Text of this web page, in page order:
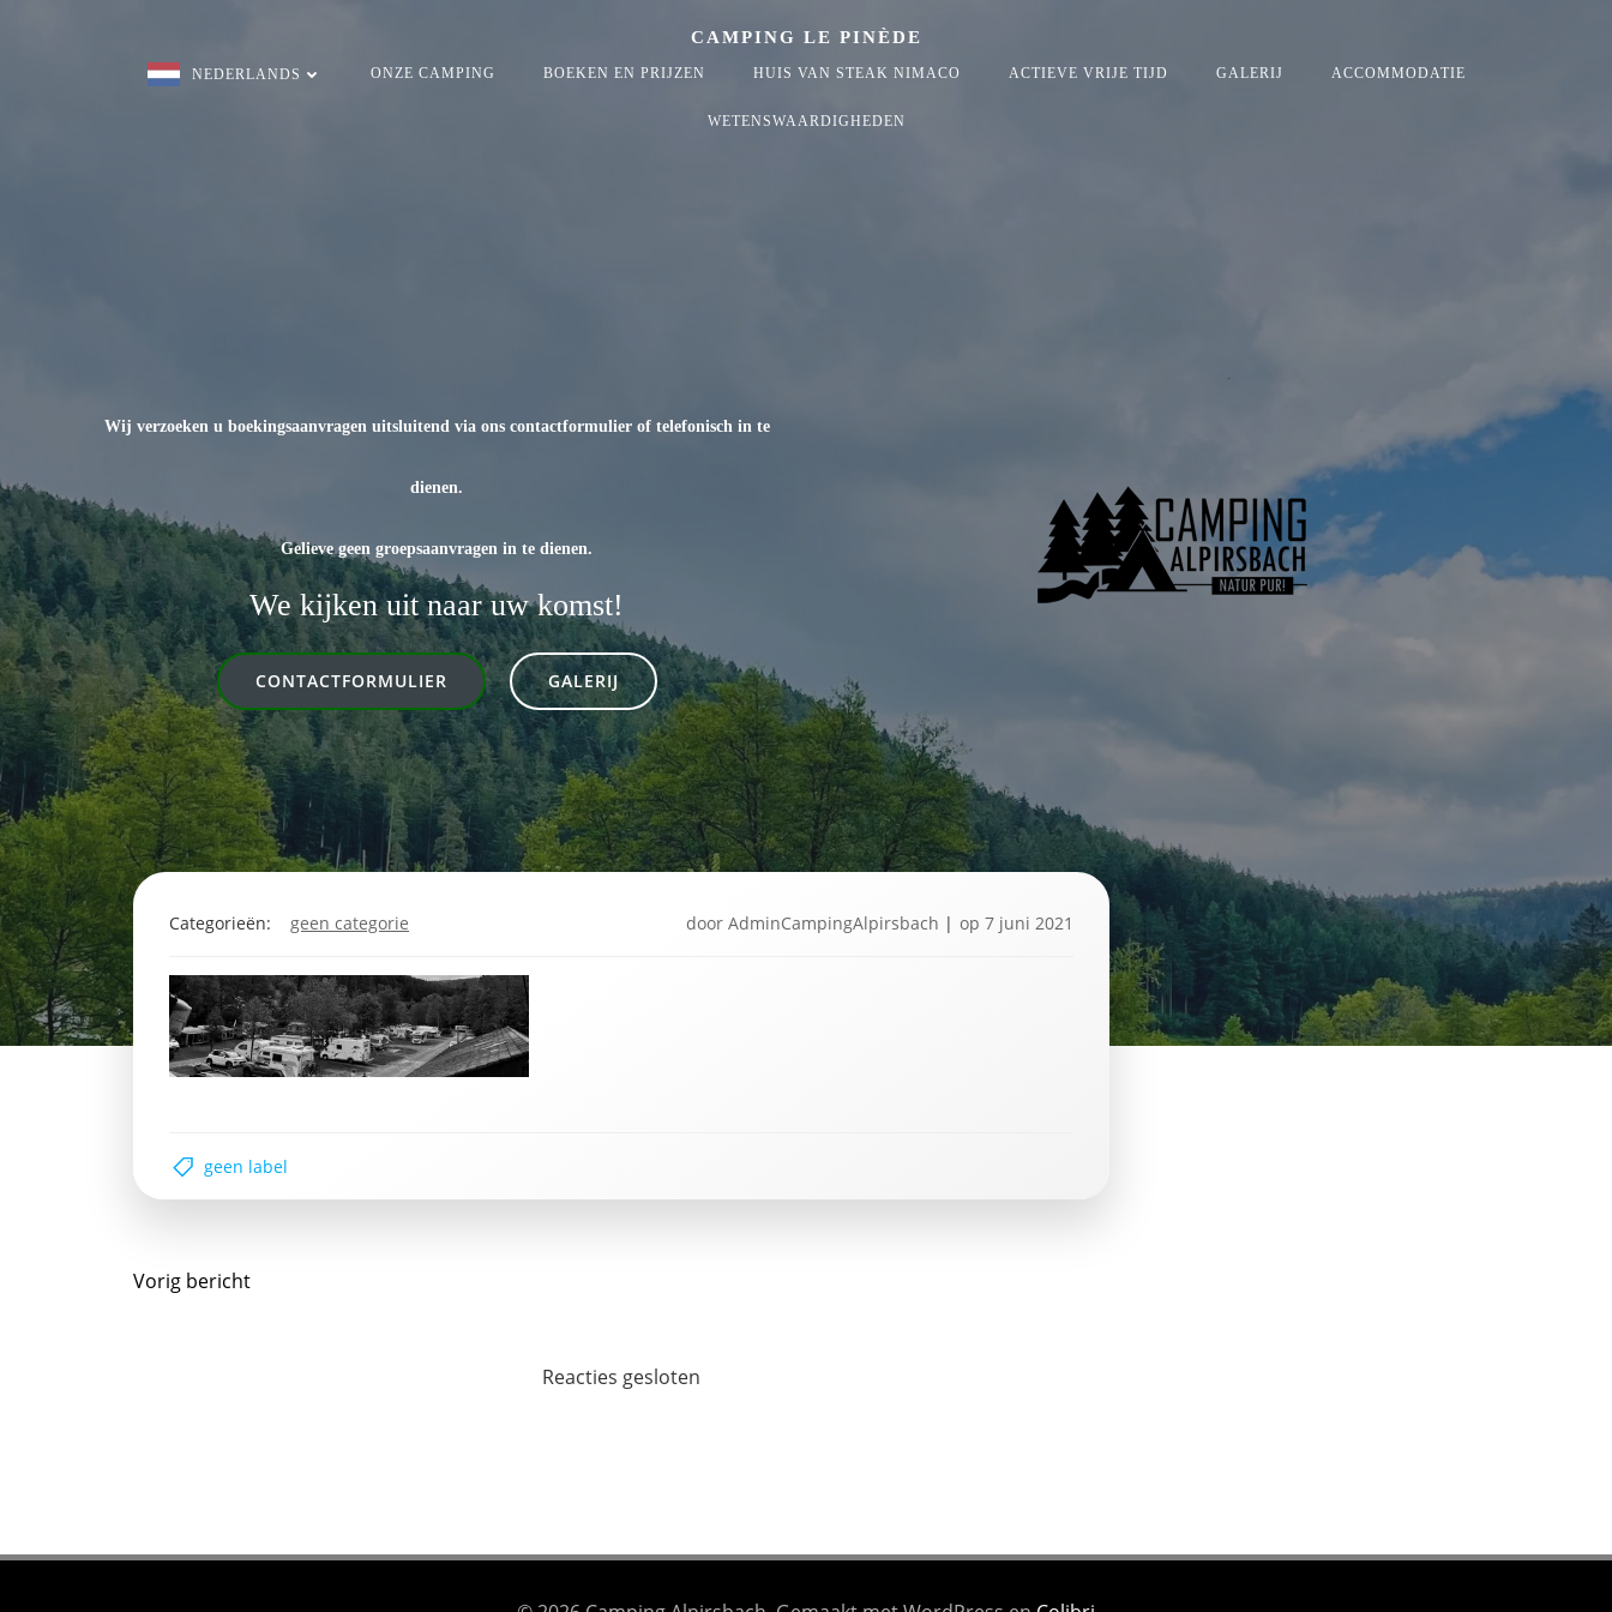
CAMPING LE PINÈDE
NEDERLANDS ONZE CAMPING BOEKEN EN PRIJZEN HUIS VAN STEAK NIMACO ACTIEVE VRIJE TIJD GALERIJ ACCOMMODATIE
WETENSWAARDIGHEDEN
Wij verzoeken u boekingsaanvragen uitsluitend via ons contactformulier of telefonisch in te
dienen.
Gelieve geen groepsaanvragen in te dienen.
We kijken uit naar uw komst!
CONTACTFORMULIER GALERIJ
Categorieën: geen categorie door AdminCampingAlpirsbach | op 7 juni 2021
geen label
Postnavigatie
Vorig bericht
Reacties gesloten